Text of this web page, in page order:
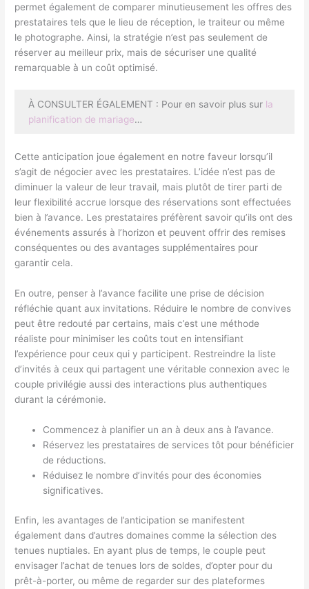
permet également de comparer minutieusement les offres des
prestataires tels que le lieu de réception, le traiteur ou même
le photographe. Ainsi, la stratégie n’est pas seulement de
réserver au meilleur prix, mais de sécuriser une qualité
remarquable à un coût optimisé.
À CONSULTER ÉGALEMENT : Pour en savoir plus sur la
planification de mariage…
Cette anticipation joue également en notre faveur lorsqu’il
s’agit de négocier avec les prestataires. L’idée n’est pas de
diminuer la valeur de leur travail, mais plutôt de tirer parti de
leur flexibilité accrue lorsque des réservations sont effectuées
bien à l’avance. Les prestataires préfèrent savoir qu’ils ont des
événements assurés à l’horizon et peuvent offrir des remises
conséquentes ou des avantages supplémentaires pour
garantir cela.
En outre, penser à l’avance facilite une prise de décision
réfléchie quant aux invitations. Réduire le nombre de convives
peut être redouté par certains, mais c’est une méthode
réaliste pour minimiser les coûts tout en intensifiant
l’expérience pour ceux qui y participent. Restreindre la liste
d’invités à ceux qui partagent une véritable connexion avec le
couple privilégie aussi des interactions plus authentiques
durant la cérémonie.
Commencez à planifier un an à deux ans à l’avance.
Réservez les prestataires de services tôt pour bénéficier
de réductions.
Réduisez le nombre d’invités pour des économies
significatives.
Enfin, les avantages de l’anticipation se manifestent
également dans d’autres domaines comme la sélection des
tenues nuptiales. En ayant plus de temps, le couple peut
envisager l’achat de tenues lors de soldes, d’opter pour du
prêt-à-porter, ou même de regarder sur des plateformes